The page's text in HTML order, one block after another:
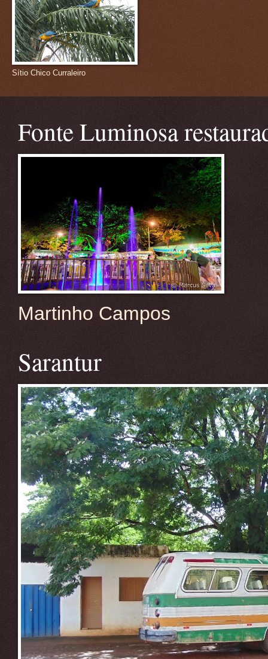
Sítio Chico Curraleiro
Fonte Luminosa
Martinho Campos
Sarantur